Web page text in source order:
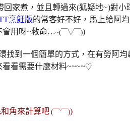
家煮，並且轉過來(狐疑地~)對小
烹飪版的常客好不好，馬上給阿
會用呀~救命…~( ￣▽￣ ))
找到一個簡單的方式，在有勞阿
看需要什麼材料~~~~♡
角來計算吧 ( ￣ˇ￣ ))